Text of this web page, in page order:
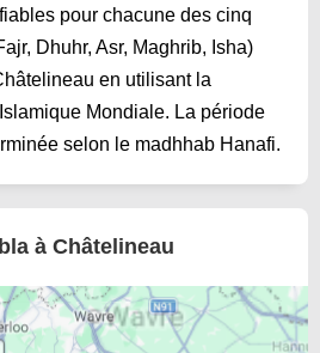
pour chacune des cinq
Dhuhr, Asr, Maghrib, Isha)
en utilisant la
Mondiale. La période
selon le madhhab Hanafi.
à Châtelineau